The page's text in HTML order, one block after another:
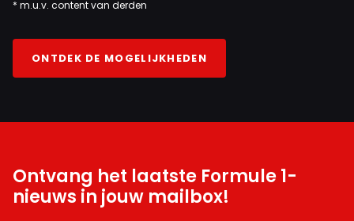
* m.u.v. content van derden
ONTDEK DE MOGELIJKHEDEN
Ontvang het laatste Formule 1-
nieuws in jouw mailbox!